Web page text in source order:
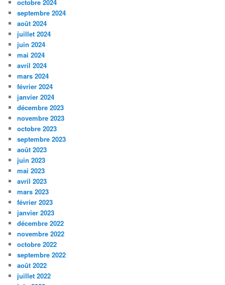
octobre 2024
septembre 2024
août 2024
juillet 2024
juin 2024
mai 2024
avril 2024
mars 2024
février 2024
janvier 2024
décembre 2023
novembre 2023
octobre 2023
septembre 2023
août 2023
juin 2023
mai 2023
avril 2023
mars 2023
février 2023
janvier 2023
décembre 2022
novembre 2022
octobre 2022
septembre 2022
août 2022
juillet 2022